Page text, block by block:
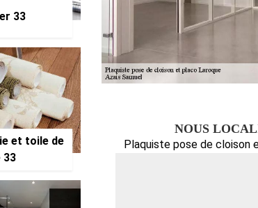
33
et toile de
33
NOUS
Plaquiste pose de cloison